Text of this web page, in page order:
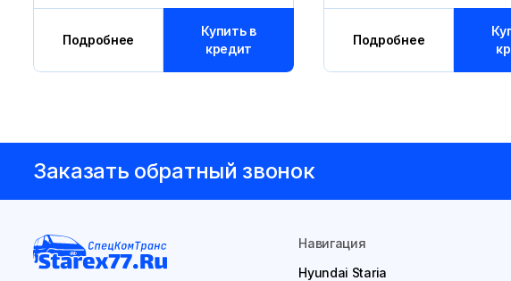
Подробнее
Купить в
кредит
Подробнее
Заказать обратный звонок
Навигация
Hyundai Staria